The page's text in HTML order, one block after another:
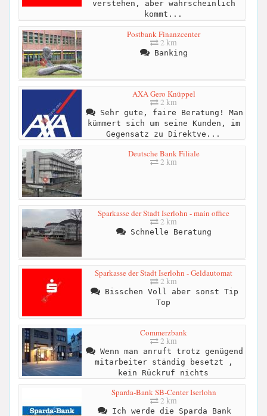
verstehen, aber wahrscheinlich
kommt...
Postbank Finanzcenter
2 km
Banking
AXA Gero Knüppel
2 km
Sehr gute, faire Beratung! Man
kümmert sich um seine Kunden, im
Gegensatz zu Direktve...
Deutsche Bank Filiale
2 km
Sparkasse der Stadt Iserlohn - main office
2 km
Schnelle Beratung
Sparkasse der Stadt Iserlohn - Geldautomat
2 km
Bisschen Voll aber sonst Tip
Top
Commerzbank
2 km
Wenn man anruft trotz genügend
mitarbeiter ständig besetzt ,
kein Rückruf nichts
Sparda-Bank SB-Center Iserlohn
2 km
Ich werde die Sparda Bank